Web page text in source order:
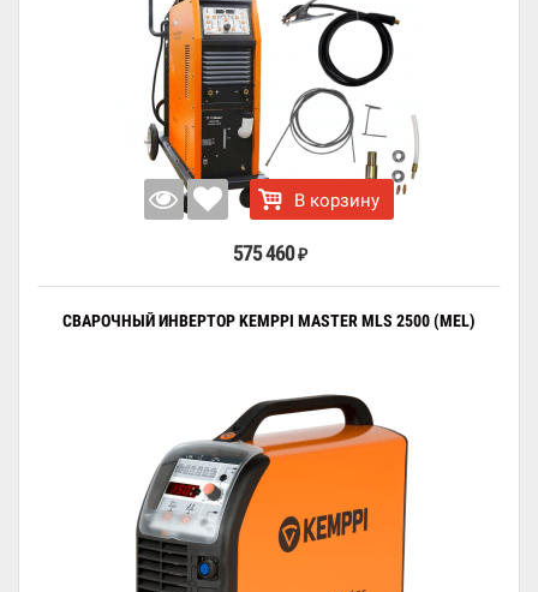
В корзину
575 460 ₽
СВАРОЧНЫЙ ИНВЕРТОР KEMPPI MASTER MLS 2500 (MEL)